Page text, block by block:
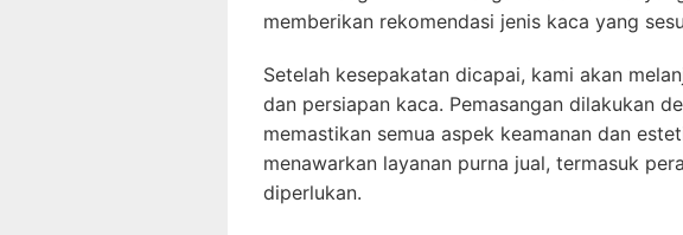
memberikan rekomendasi jenis kaca yang
Setelah kesepakatan dicapai, kami akan
dan persiapan kaca. Pemasangan dilakukan
memastikan semua aspek keamanan dan
menawarkan layanan purna jual, termasuk
diperlukan.